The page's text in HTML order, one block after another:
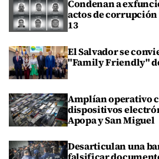
Condenan a
actos de
13
El Salvador se
"Family Friendly"
Amplían operativo
dispositivos
Apopa y San Miguel
Desarticulan una